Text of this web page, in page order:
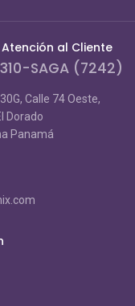
al Cliente
SAGA (7242)
Calle 74 Oeste,
Dorado
Panamá